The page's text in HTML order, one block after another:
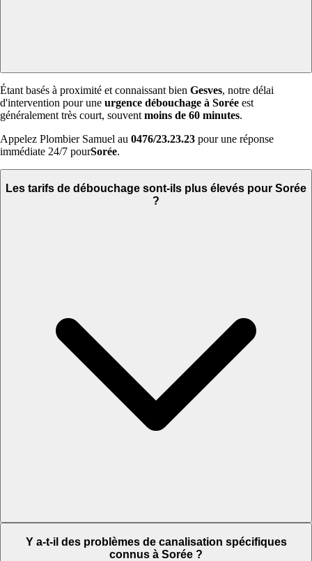
Étant basés à proximité et connaissant bien Gesves, notre délai
d'intervention pour une urgence débouchage à Sorée est
généralement très court, souvent moins de 60 minutes.
Appelez Plombier Samuel au 0476/23.23.23 pour une réponse
immédiate 24/7 pourSorée.
Les tarifs de débouchage sont-ils plus élevés pour Sorée
?
Y a-t-il des problèmes de canalisation spécifiques
connus à Sorée ?